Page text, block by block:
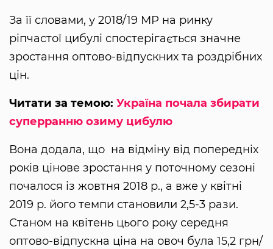
За її словами, у 2018/19 МР на ринку
ріпчастої цибулі спостерігається значне
зростання оптово-відпускних та роздрібних
цін.
Читати за темою: Україна почала збирати
суперранню озиму цибулю
Вона додала, що на відміну від попередніх
років цінове зростання у поточному сезоні
почалося із жовтня 2018 р., а вже у квітні
2019 р. його темпи становили 2,5-3 рази.
Станом на квітень цього року середня
оптово-відпускна ціна на овоч була 15,2 грн/